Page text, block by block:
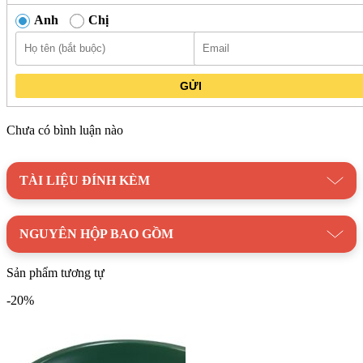
phẩm thích ứng với nhiều yêu cầu thiết kế khác nhau trong
thực tế.
Chậu lavabo Kanly RSC402V đặt bàn đồng thau kiểu cổ
tròn 376×115 mm phù hợp với không gian phòng tắm mang
phong cách mộc mạc, đáp ứng nhu cầu đồng bộ về vật liệu
và kiểu dáng.
Anh Chị
GỬI
Chưa có bình luận nào
TÀI LIỆU ĐÍNH KÈM
NGUYÊN HỘP BAO GỒM
Sản phẩm tương tự
-20%